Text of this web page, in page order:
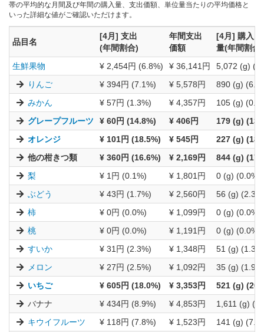
帯の平均的な月間及び年間の購入量、支出価額、単位量当たりの平均価格と
いった詳細な値がご確認いただけます。
品目名
[4月] 支出
(年間割合)
年間支出
価額
[4月] 購入
量(年間割合)
生鮮果物
¥ 2,454円 (6.8%) ¥ 36,141円
5,072 (g)
りんご
¥ 394円 (7.1%) ¥ 5,578円
890 (g)
みかん
¥ 57円 (1.3%) ¥ 4,357円
105 (g)
グレープフルーツ
¥ 60円 (14.8%) ¥ 406円
179 (g)
オレンジ
¥ 101円 (18.5%) ¥ 545円
227 (g)
他の柑きつ類
¥ 360円 (16.6%) ¥ 2,169円
844 (g)
梨
¥ 1円 (0.1%) ¥ 1,801円
0 (g) (0.0%)
ぶどう
¥ 43円 (1.7%) ¥ 2,560円
56 (g)
柿
¥ 0円 (0.0%) ¥ 1,099円
0 (g) (0.0%)
桃
¥ 0円 (0.0%) ¥ 1,191円
0 (g) (0.0%)
すいか
¥ 31円 (2.3%) ¥ 1,348円
51 (g)
メロン
¥ 27円 (2.5%) ¥ 1,092円
35 (g)
いちご
¥ 605円 (18.0%) ¥ 3,353円
521 (g)
バナナ
¥ 434円 (8.9%) ¥ 4,853円
1,611 (g)
キウイフルーツ
¥ 118円 (7.8%) ¥ 1,523円 141 (g)